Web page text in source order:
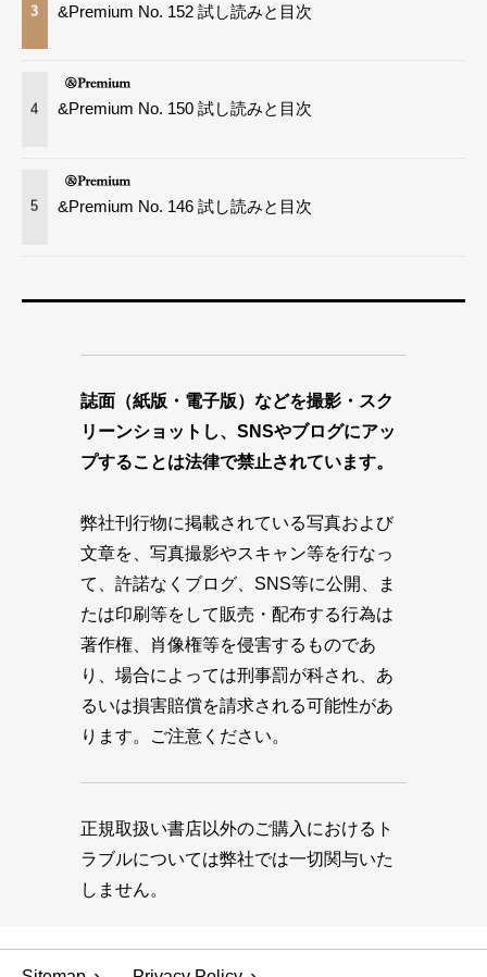
3 &Premium No. 152 試し読みと目次
4 &Premium No. 150 試し読みと目次
5 &Premium No. 146 試し読みと目次
誌面（紙版・電子版）などを撮影・スク
リーンショットし、SNSやブログにアッ
プすることは法律で禁止されています。
弊社刊行物に掲載されている写真および
文章を、写真撮影やスキャン等を行なっ
て、許諾なくブログ、SNS等に公開、ま
たは印刷等をして販売・配布する行為は
著作権、肖像権等を侵害するものであ
り、場合によっては刑事罰が科され、あ
るいは損害賠償を請求される可能性があ
ります。ご注意ください。
正規取扱い書店以外のご購入におけるト
ラブルについては弊社では一切関与いた
しません。